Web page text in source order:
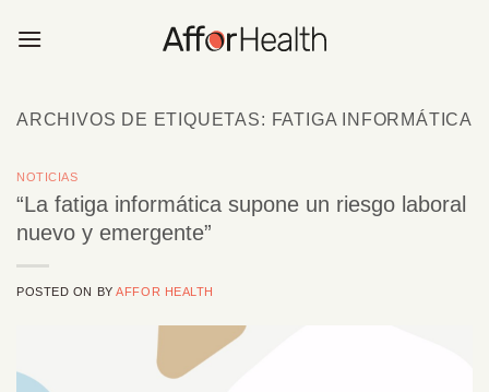
ARCHIVOS DE ETIQUETAS: FATIGA INFORMÁTICA
NOTICIAS
“La fatiga informática supone un riesgo laboral
nuevo y emergente”
POSTED ON BYAFFOR HEALTH